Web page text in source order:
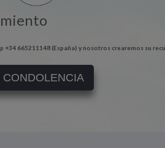
665211148 (España) y nosotros crearemos su